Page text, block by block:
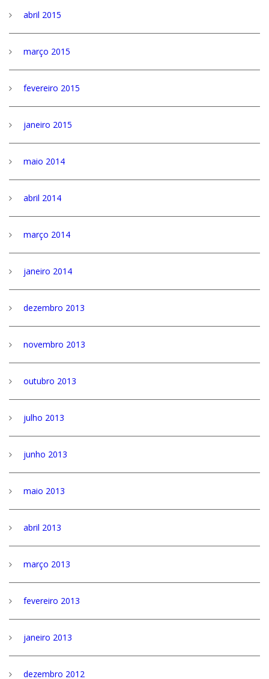
abril 2015
março 2015
fevereiro 2015
janeiro 2015
maio 2014
abril 2014
março 2014
janeiro 2014
dezembro 2013
novembro 2013
outubro 2013
julho 2013
junho 2013
maio 2013
abril 2013
março 2013
fevereiro 2013
janeiro 2013
dezembro 2012